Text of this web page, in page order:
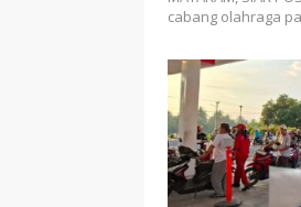
cabang olahraga